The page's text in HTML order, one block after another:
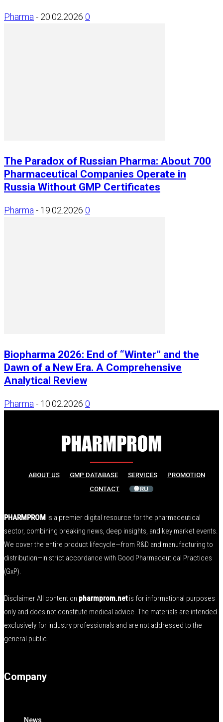
Pharma - 20.02.2026 0
The Paradox of Russian Pharma: About 700
Pharmaceutical Companies Operate in
Russia Without GMP Certificates
Pharma - 19.02.2026 0
Biopharma 2026: End of “Winter” and the
Dawn of a New Era. A Comprehensive
Analytical Review
Pharma - 10.02.2026 0
ABOUT US GMP DATABASE SERVICES
PROMOTION
CONTACT
🌐 RU
PHARMPROM is a premier digital resource for the pharmaceutical
sector, combining breaking news, deep insights, and key market events.
We cover the entire product lifecycle—from R&D and manufacturing to
distribution—in strict accordance with Good Pharmaceutical Practices
(GxP).
Disclaimer All content on pharmprom.netis for informational purposes
only and does not constitute medical advice. The materials are intended
exclusively for industry professionals and are not addressed to the
general public.
Company
News